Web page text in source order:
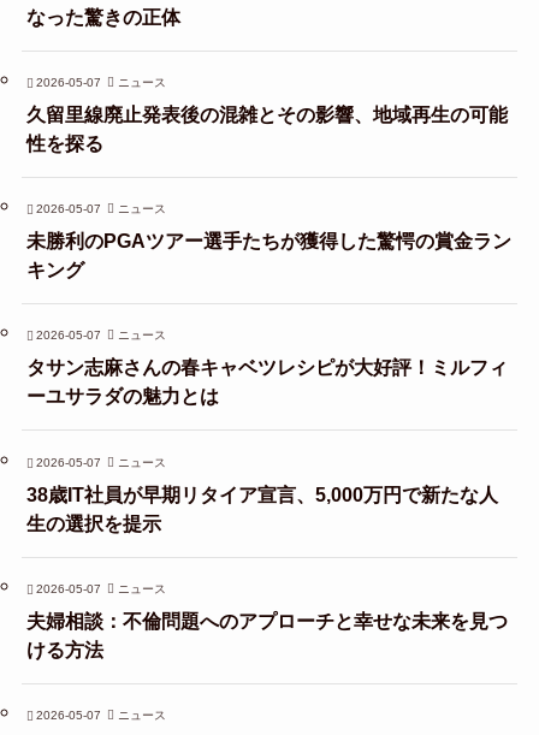
なった驚きの正体
2026-05-07 ニュース
久留里線廃止発表後の混雑とその影響、地域再生の可能
性を探る
2026-05-07 ニュース
未勝利のPGAツアー選手たちが獲得した驚愕の賞金ラン
キング
2026-05-07 ニュース
タサン志麻さんの春キャベツレシピが大好評！ミルフィ
ーユサラダの魅力とは
2026-05-07 ニュース
38歳IT社員が早期リタイア宣言、5,000万円で新たな人
生の選択を提示
2026-05-07 ニュース
夫婦相談：不倫問題へのアプローチと幸せな未来を見つ
ける方法
2026-05-07 ニュース